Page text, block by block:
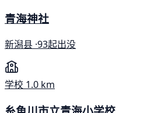
青海神社
新潟县 ·93起出没
学校 1.0 km